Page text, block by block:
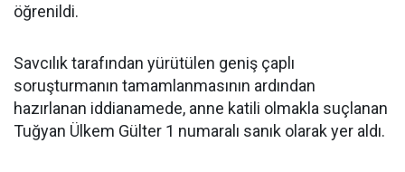
öğrenildi.
Savcılık tarafından yürütülen geniş çaplı
soruşturmanın tamamlanmasının ardından
hazırlanan iddianamede, anne katili olmakla suçlanan
Tuğyan Ülkem Gülter 1 numaralı sanık olarak yer aldı.